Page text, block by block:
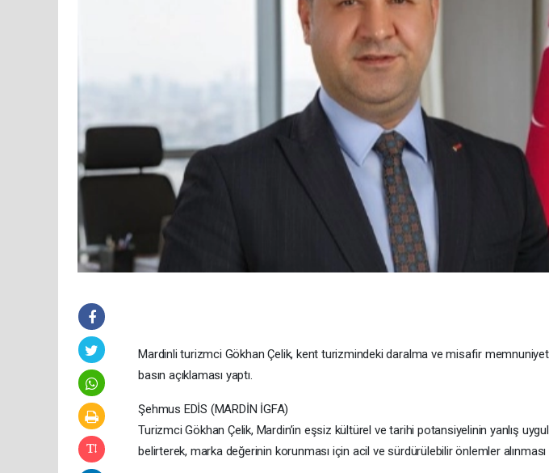
Mardinli turizmci Gökhan Çelik, kent turizmindeki daralma ve misafir
basın açıklaması yaptı.
Şehmus EDİS (MARDİN İGFA)
Turizmci Gökhan Çelik, Mardin’in eşsiz kültürel ve tarihi potansiyelinin yanlış
belirterek, marka değerinin korunması için acil ve sürdürülebilir önlemler alınması